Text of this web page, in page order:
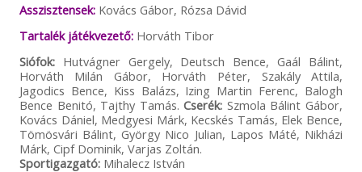
Asszisztensek:Kovács Gábor, Rózsa Dávid
Tartalék játékvezető:Horváth Tibor
Siófok:Hutvágner Gergely, Deutsch Bence, Gaál Bálint,
Horváth Milán Gábor, Horváth Péter, Szakály Attila,
Jagodics Bence, Kiss Balázs, Izing Martin Ferenc, Balogh
Bence Benitó, Tajthy Tamás.Cserék: Szmola Bálint Gábor,
Kovács Dániel, Medgyesi Márk, Kecskés Tamás, Elek Bence,
Tömösvári Bálint, György Nico Julian, Lapos Máté, Nikházi
Márk, Cipf Dominik, Varjas Zoltán.
Sportigazgató:Mihalecz István